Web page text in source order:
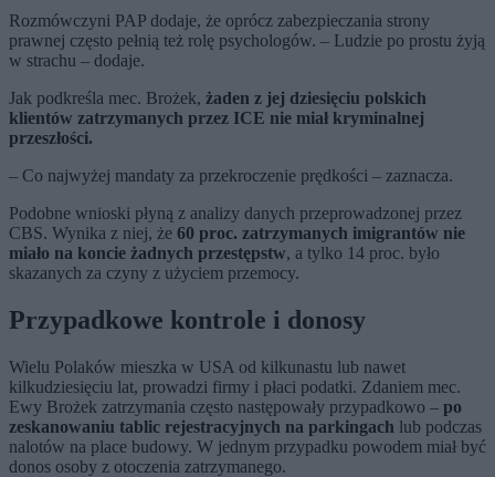
Rozmówczyni PAP dodaje, że oprócz zabezpieczania strony
prawnej często pełnią też rolę psychologów. – Ludzie po prostu żyją
w strachu – dodaje.
Jak podkreśla mec. Brożek, żaden z jej dziesięciu polskich
klientów zatrzymanych przez ICE nie miał kryminalnej
przeszłości.
– Co najwyżej mandaty za przekroczenie prędkości – zaznacza.
Podobne wnioski płyną z analizy danych przeprowadzonej przez
CBS. Wynika z niej, że 60 proc. zatrzymanych imigrantów nie
miało na koncie żadnych przestępstw, a tylko 14 proc. było
skazanych za czyny z użyciem przemocy.
Przypadkowe kontrole i donosy
Wielu Polaków mieszka w USA od kilkunastu lub nawet
kilkudziesięciu lat, prowadzi firmy i płaci podatki. Zdaniem mec.
Ewy Brożek zatrzymania często następowały przypadkowo – po
zeskanowaniu tablic rejestracyjnych na parkingach lub podczas
nalotów na place budowy. W jednym przypadku powodem miał być
donos osoby z otoczenia zatrzymanego.